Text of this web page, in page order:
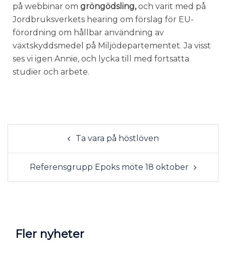
på webbinar om gröngödsling,och varit med på
Jordbruksverkets hearing om förslag för EU-
förordning om hållbar användning av
växtskyddsmedel på Miljödepartementet. Ja visst
ses vi igen Annie, och lycka till med fortsatta
studier och arbete.
Ta vara på höstlöven
Referensgrupp Epoks möte 18 oktober
Fler nyheter